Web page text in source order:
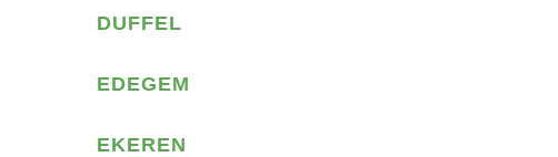
DUFFEL
EDEGEM
EKEREN